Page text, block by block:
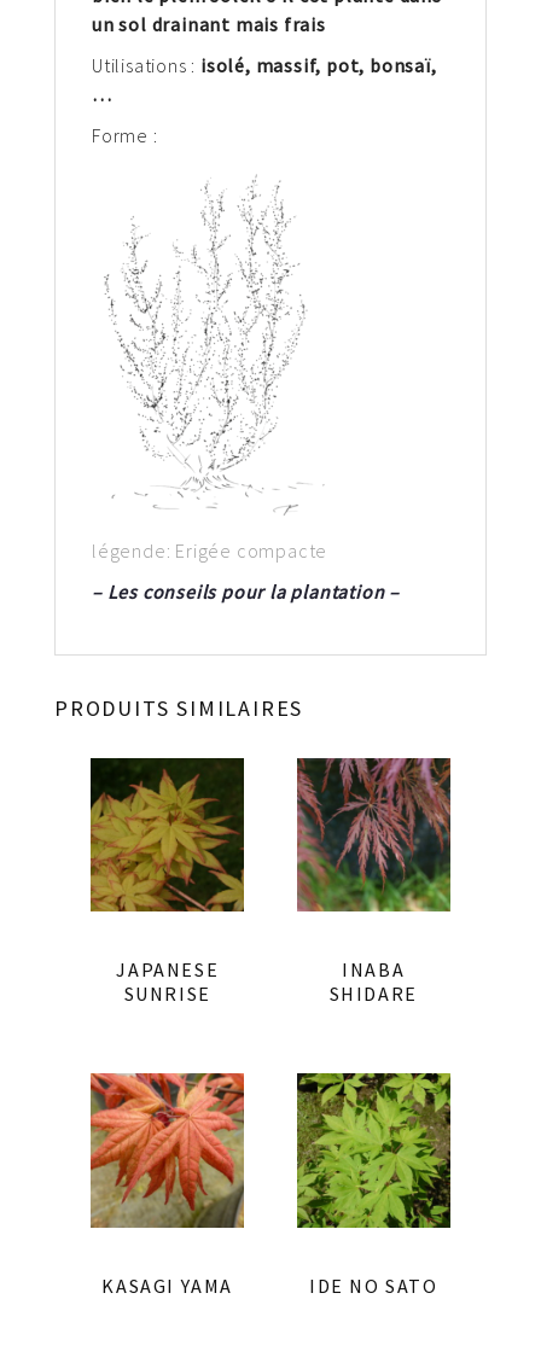
un sol drainant mais frais
Utilisations : isolé, massif, pot, bonsaï,
…
Forme :
légende: Erigée compacte
– Les conseils pour la plantation –
PRODUITS SIMILAIRES
JAPANESE
SUNRISE
INABA
SHIDARE
KASAGI YAMA IDE NO SATO